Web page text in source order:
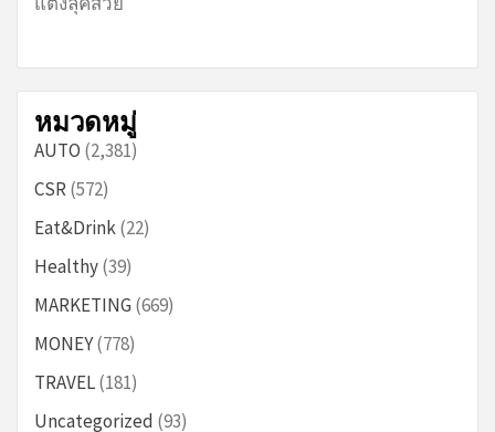
หมวดหมู่
AUTO (2,381)
CSR(572)
Eat&Drink(22)
Healthy(39)
MARKETING(669)
MONEY(778)
TRAVEL(181)
Uncategorized (93)